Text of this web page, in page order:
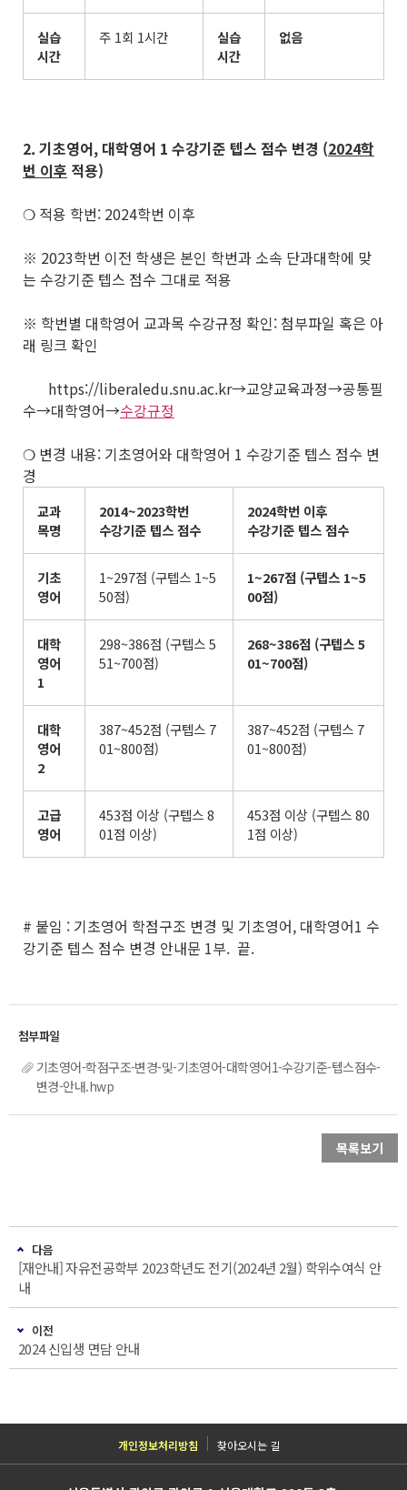
실습
시간
주 1회 1시간
실습
시간
없음
2. 기초영어, 대학영어 1 수강기준 텝스 점수 변경 (2024학
번 이후 적용)
❍ 적용 학번: 2024학번 이후
※ 2023학번 이전 학생은 본인 학번과 소속 단과대학에 맞
는 수강기준 텝스 점수 그대로 적용
※ 학번별 대학영어 교과목 수강규정 확인: 첨부파일 혹은 아
래 링크 확인
https://liberaledu.snu.ac.kr→교양교육과정→공통필
수→대학영어→수강규정
❍ 변경 내용: 기초영어와 대학영어 1 수강기준 텝스 점수 변
경
교과
목명
2014~2023학번
수강기준 텝스 점수
2024학번 이후
수강기준 텝스 점수
기초
영어
1~297점 (구텝스 1~5
50점)
1~267점 (구텝스 1~5
00점)
대학
영어
1
298~386점 (구텝스 5
51~700점)
268~386점 (구텝스5
01~700점)
대학
영어
2
387~452점 (구텝스 7
01~800점)
387~452점 (구텝스 7
01~800점)
고급
영어
453점 이상 (구텝스 8
01점 이상)
453점 이상 (구텝스 80
1점 이상)
# 붙임 : 기초영어 학점구조 변경 및 기초영어, 대학영어1 수
강기준 텝스 점수 변경 안내문 1부. 끝.
기초영어-학점구조-변경-및-기초영어-대학영어1-수강기준-텝스점수-
변경-안내.hwp
목록보기
다음
[재안내] 자유전공학부 2023학년도 전기(2024년 2월) 학위수여식 안
내
이전
2024 신입생 면담 안내
개인정보처리방침 찾아오시는 길